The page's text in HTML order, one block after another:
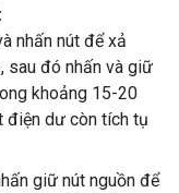
nhấn nút để xả
sau đó nhấn và giữ
khoảng 15-20
điện dư còn tích tụ
giữ nút nguồn để